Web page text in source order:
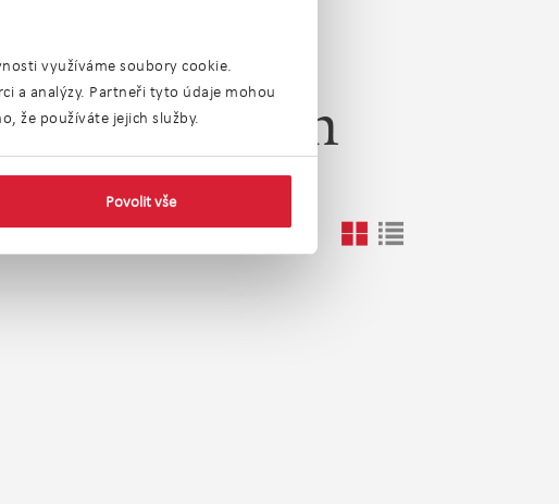
využíváme soubory cookie.
a analýzy. Partneři tyto údaje mohou
že používáte jejich služby.
Povolit vše
okolí 0,5km